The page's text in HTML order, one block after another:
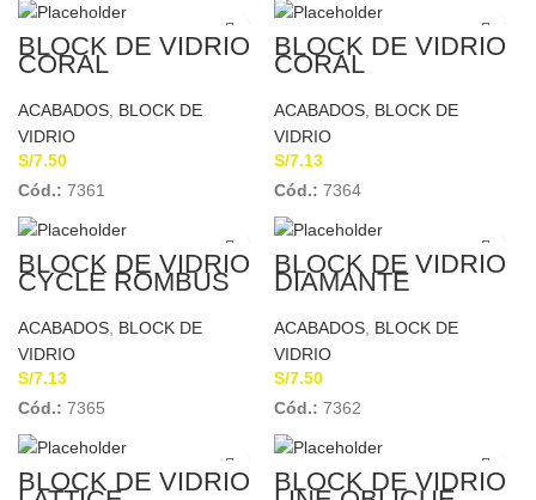
BLOCK DE VIDRIO
CORAL
19x19x80mm
ACABADOS BLOCK DE
VIDRIO
S/7.50
Cód.: 7361
BLOCK DE VIDRIO
CORAL
19x19x80mm
ACABADOS BLOCK DE
VIDRIO
S/7.13
Cód.: 7364
BLOCK DE VIDRIO
CYCLE ROMBUS
19x19x80mm
ACABADOS BLOCK DE
VIDRIO
S/7.13
Cód.: 7365
BLOCK DE VIDRIO
DIAMANTE
19x19x80mm
ACABADOS BLOCK DE
VIDRIO
S/7.50
Cód.: 7362
BLOCK DE VIDRIO BLOCK DE VIDRIO